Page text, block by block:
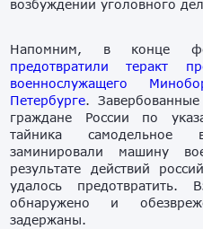
возбуждении уголовного
Напомним, в конце
предотвратили теракт
военнослужащего
Петербурге.
граждане России по
тайника самодельное
заминировали машину
результате действий
удалось предотвратить.
обнаружено и
задержаны.